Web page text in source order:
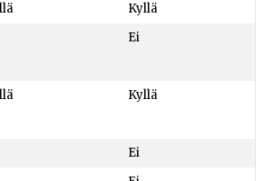
Kyllä
Ei
Kyllä
Ei